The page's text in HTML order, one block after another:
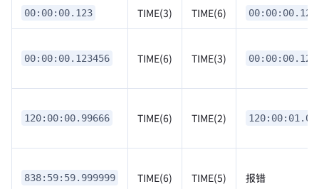
00:00:00.123 TIME(3) TIME(6)
00:00:00.123456 TIME(6) TIME(3) 00:00:00.123
120:00:00.99666 TIME(6) TIME(2) 120:00:01.00
838:59:59.999999 TIME(6) TIME(5) 报错